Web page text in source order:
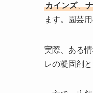
カインズ、
ます。園芸
実際、ある
レの凝固剤